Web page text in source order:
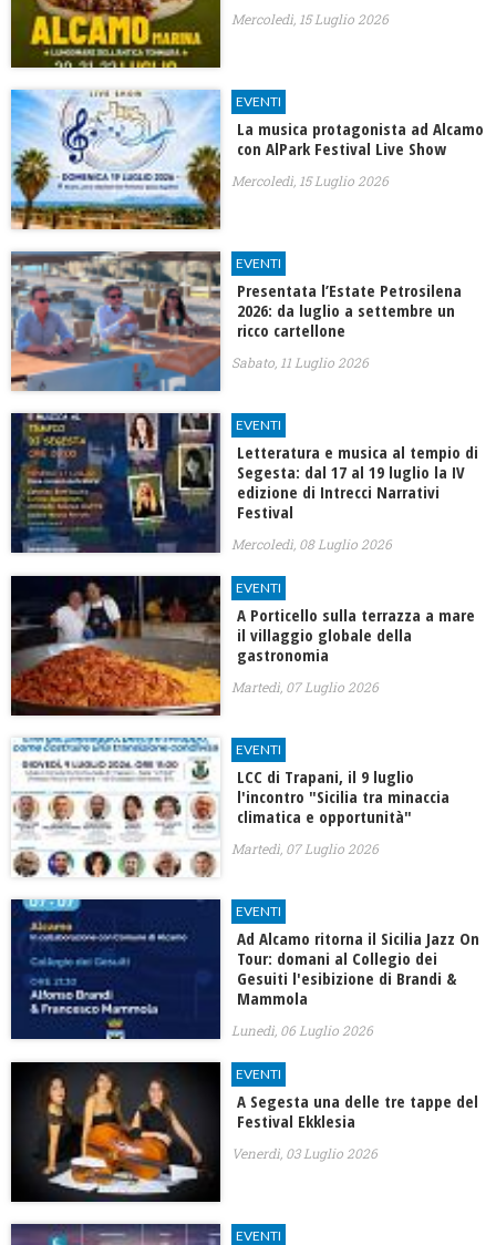
Mercoledì, 15 Luglio 2026
EVENTI
La musica protagonista ad Alcamo
con AlPark Festival Live Show
Mercoledì, 15 Luglio 2026
EVENTI
Presentata l’Estate Petrosilena
2026: da luglio a settembre un
ricco cartellone
Sabato, 11 Luglio 2026
EVENTI
Letteratura e musica al tempio di
Segesta: dal 17 al 19 luglio la IV
edizione di Intrecci Narrativi
Festival
Mercoledì, 08 Luglio 2026
EVENTI
A Porticello sulla terrazza a mare
il villaggio globale della
gastronomia
Martedì, 07 Luglio 2026
EVENTI
LCC di Trapani, il 9 luglio
l'incontro "Sicilia tra minaccia
climatica e opportunità"
Martedì, 07 Luglio 2026
EVENTI
Ad Alcamo ritorna il Sicilia Jazz On
Tour: domani al Collegio dei
Gesuiti l'esibizione di Brandi &
Mammola
Lunedì, 06 Luglio 2026
EVENTI
A Segesta una delle tre tappe del
Festival Ekklesia
Venerdì, 03 Luglio 2026
EVENTI